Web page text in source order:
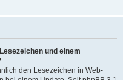
und einem
den Lesezeichen in Web-